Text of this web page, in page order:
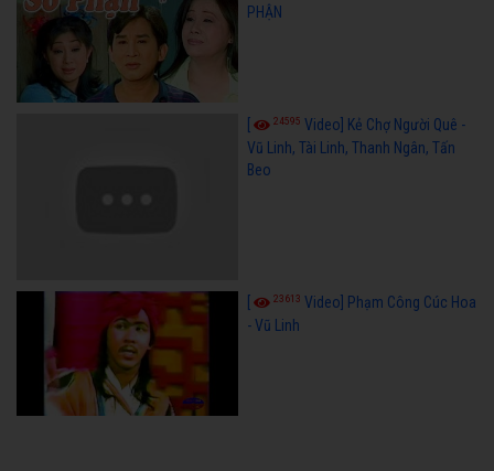
PHẬN
24595 Video] Kẻ Chợ Người Quê -
Vũ Linh, Tài Linh, Thanh Ngân, Tấn
Beo
23613 Video] Phạm Công Cúc Hoa
- Vũ Linh